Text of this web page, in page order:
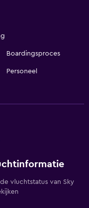
Boardingsproces
Personeel
vluchtstatus van Sky